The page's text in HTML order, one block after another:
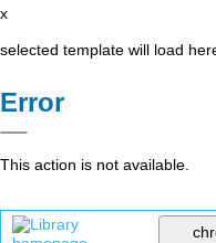
x
selected template will load
Error
This action is not available.